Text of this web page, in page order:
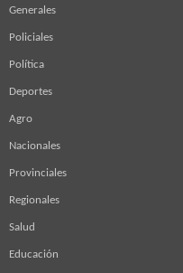
Generales
Policiales
Política
Deportes
Agro
Nacionales
Provinciales
Regionales
Salud
Educación